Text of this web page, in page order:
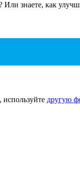
знаете, как
другую